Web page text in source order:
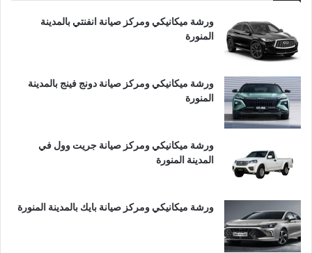
ورشة ميكانيكي ومركز صيانة انفنتي بالمدينة
المنورة
ورشة ميكانيكي ومركز صيانة دونج فينج بالمدينة
المنورة
ورشة ميكانيكي ومركز صيانة جريت وول في
المدينة المنورة
ورشة ميكانيكي ومركز صيانة بايك بالمدينة المنورة